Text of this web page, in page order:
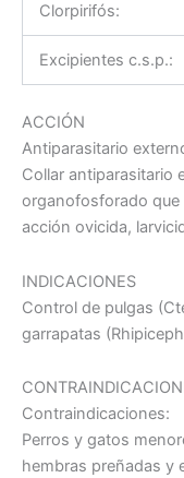
Clorpirifós:
Excipientes c.s.p.:
ACCIÓN
Antiparasitario
Collar antiparasitario
organofosforado
acción ovicida,
INDICACIONES
Control de pulgas
garrapatas
Contraindicaciones:
Perros y gatos
hembras preñadas y